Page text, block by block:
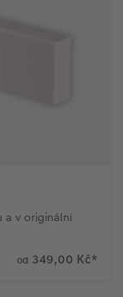
a v originální
od 349,00 Kč*